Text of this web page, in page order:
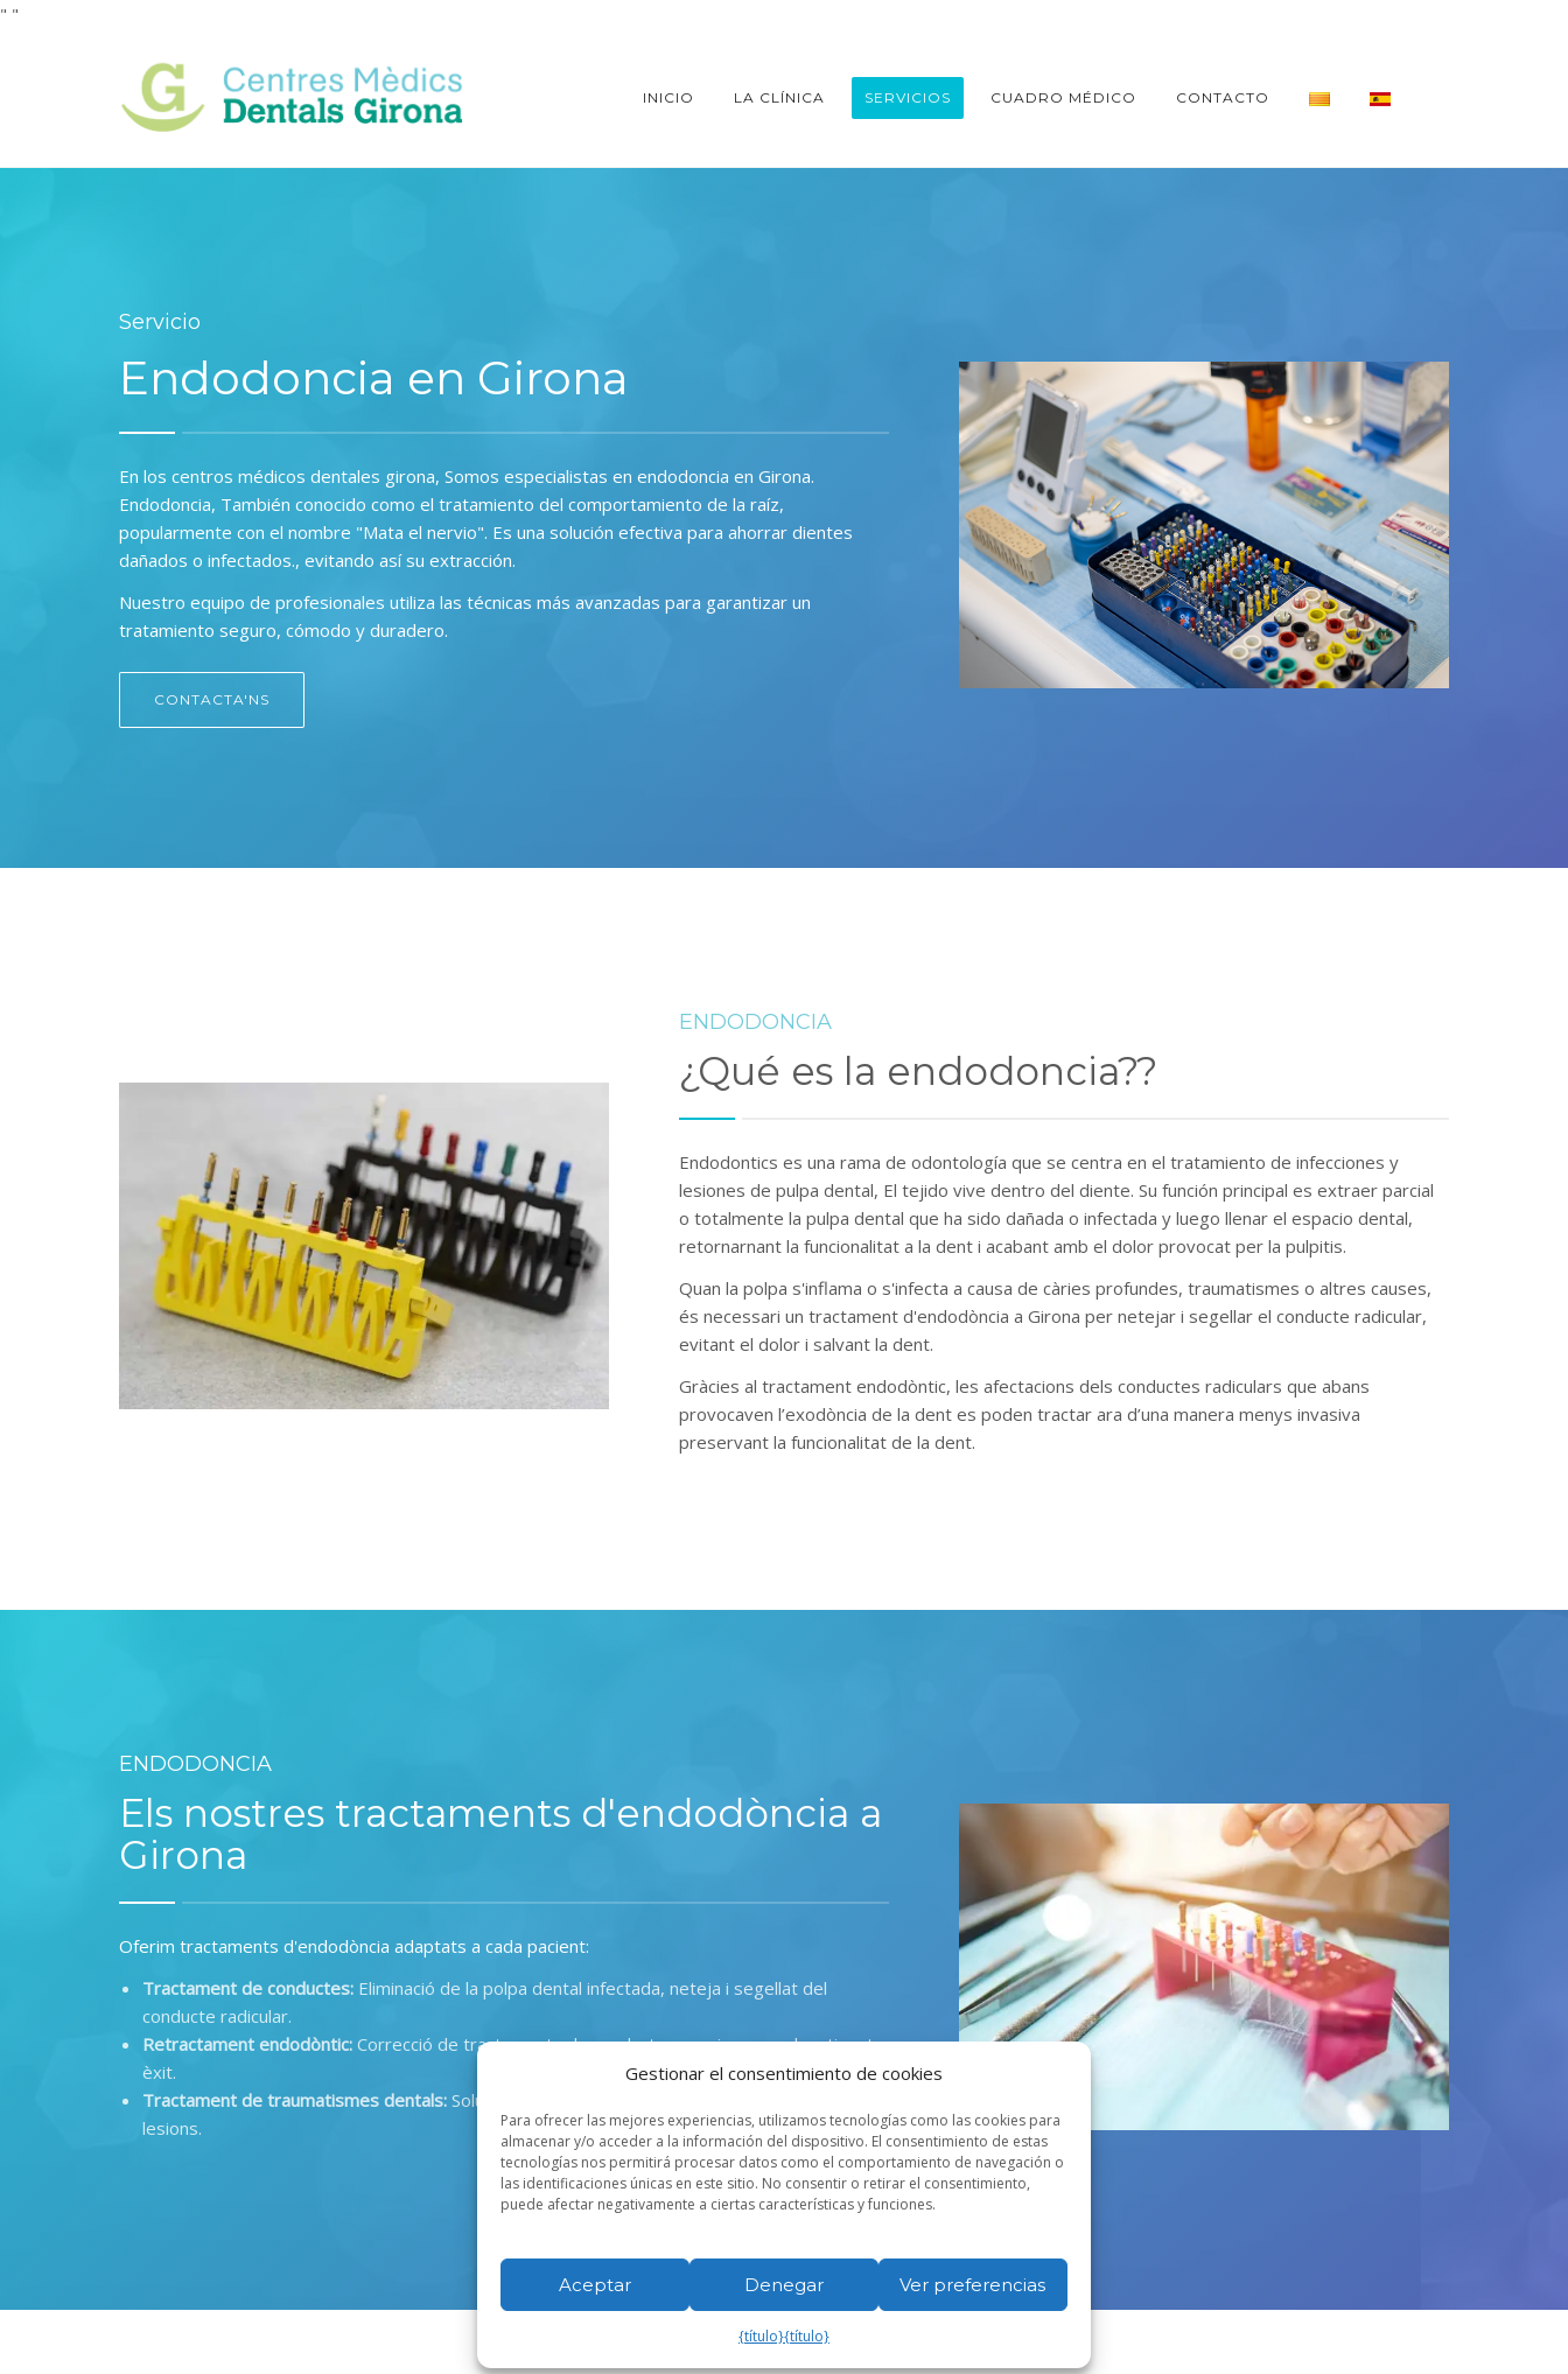
Gestionar el consentimiento de cookies
Para ofrecer las mejores experiencias, utilizamos tecnologías como las cookies para
almacenar y/o acceder a la información del dispositivo. El consentimiento de estas
tecnologías nos permitirá procesar datos como el comportamiento de navegación o
las identificaciones únicas en este sitio. No consentir o retirar el consentimiento,
puede afectar negativamente a ciertas características y funciones.
Aceptar Denegar Ver preferencias
{título}{título}
" "
INICIO LA CLÍNICA SERVICIOS CUADRO MÉDICO CONTACTO
Servicio
Endodoncia en Girona
En los centros médicos dentales girona, Somos especialistas en endodoncia en Girona.
Endodoncia, También conocido como el tratamiento del comportamiento de la raíz,
popularmente con el nombre "Mata el nervio". Es una solución efectiva para ahorrar dientes
dañados o infectados., evitando así su extracción.
Nuestro equipo de profesionales utiliza las técnicas más avanzadas para garantizar un
tratamiento seguro, cómodo y duradero.
CONTACTA'NS
ENDODONCIA
¿Qué es la endodoncia??
Endodontics es una rama de odontología que se centra en el tratamiento de infecciones y
lesiones de pulpa dental, El tejido vive dentro del diente. Su función principal es extraer parcial
o totalmente la pulpa dental que ha sido dañada o infectada y luego llenar el espacio dental,
retornarnant la funcionalitat a la dent i acabant amb el dolor provocat per la pulpitis.
Quan la polpa s'inflama o s'infecta a causa de càries profundes,traumatismes o altres causes,
és necessari un tractament d'endodòncia a Girona per netejar i segellar el conducte radicular,
evitant el dolor i salvant la dent.
Gràcies al tractament endodòntic,les afectacions dels conductes radiculars que abans
provocaven l’exodòncia de la dent es poden tractar ara d’una manera menys invasiva
preservant la funcionalitat de la dent.
ENDODONCIA
Els nostres tractaments d'endodòncia a
Girona
Oferim tractaments d'endodòncia adaptats a cada pacient:
Tractament de conductes: Eliminació de la polpa dental infectada, neteja i segellat del
conducte radicular.
Retractament endodòntic: Correcció de tractaments de conductes previs que no han tingut
èxit.
Tractament de traumatismes dentals: Solucions per a dents que han patit fractures o altres
lesions.